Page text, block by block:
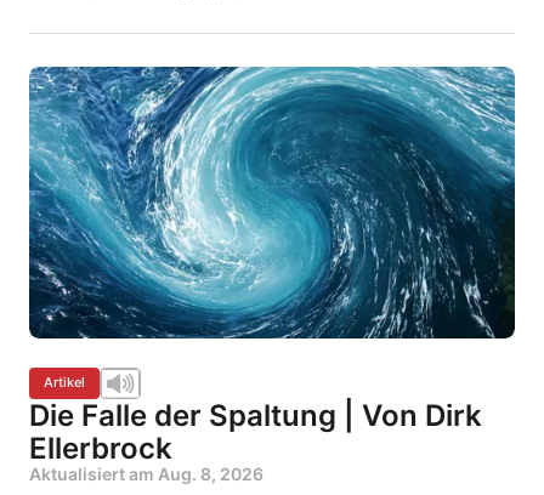
Artikel
Die Falle der Spaltung | Von Dirk
Ellerbrock
Aktualisiert am Aug. 8, 2026